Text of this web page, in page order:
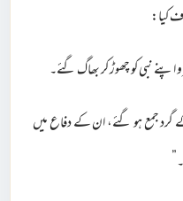
کیا:
اپنے نبی کو چھوڑ کر بھاگ گئے۔
گرد جمع ہو گئے، ان کے دفاع میں